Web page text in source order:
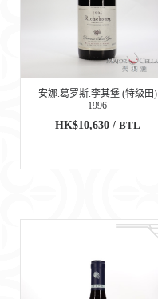
安娜.葛罗斯.李其堡 (特级田)
1996
HK$10,630 / BTL